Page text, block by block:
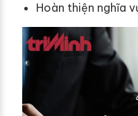
Hoàn thiện nghĩa